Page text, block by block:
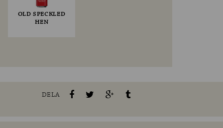
OLD SPECKLED
HEN
DELA